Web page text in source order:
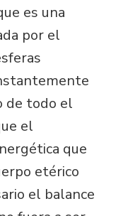
es una
por el
de todo el
el
que
etérico
el balance